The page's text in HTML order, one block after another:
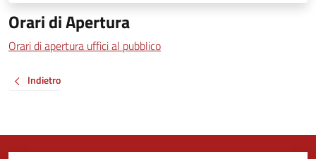
Orari di Apertura
Orari di apertura uffici al pubblico
Indietro